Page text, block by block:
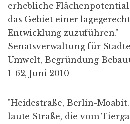
erhebliche
das Gebiet einer
Entwicklung zuzuführen."
Senatsverwaltung für
Umwelt, Begründung
1-62, Juni 2010
"Heidestraße, Berlin-
laute Straße, die vom